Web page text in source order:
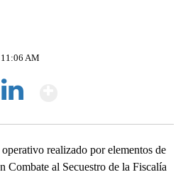
11:06 AM
realizado por elementos de
Combate al Secuestro de la Fiscalía